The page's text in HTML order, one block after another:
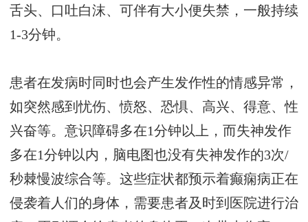
舌头、口吐白沫、可伴有大小便失禁，一般持续
1-3分钟。
患者在发病时同时也会产生发作性的情感异常，
如突然感到忧伤、愤怒、恐惧、高兴、得意、性
兴奋等。意识障碍多在1分钟以上，而失神发作
多在1分钟以内，脑电图也没有失神发作的3次/
秒棘慢波综合等。这些症状都预示着癫痫病正在
侵袭着人们的身体，需要患者及时到医院进行治